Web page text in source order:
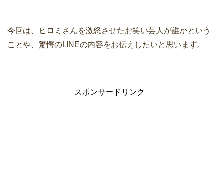
今回は、ヒロミさんを激怒させたお笑い芸人が誰かという
ことや、驚愕のLINEの内容をお伝えしたいと思います。
スポンサードリンク